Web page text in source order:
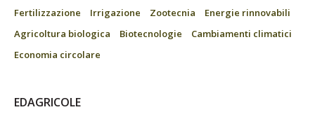
Fertilizzazione
Irrigazione Zootecnia
Energie rinnovabili
Agricoltura biologica
Biotecnologie
Cambiamenti climatici
Economia circolare
EDAGRICOLE